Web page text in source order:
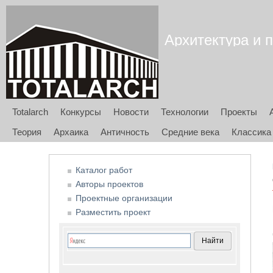
Архитектура и
Totalarch Конкурсы Новости Технологии Проекты
Теория
Архаика Античность Средние века Классика
Каталог работ
Авторы проектов
Проектные организации
Разместить проект